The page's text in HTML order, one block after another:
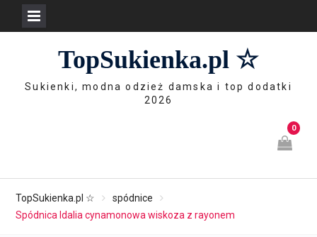
TopSukienka.pl ☆
Sukienki, modna odzież damska i top dodatki
2026
0
TopSukienka.pl ☆
spódnice
Spódnica Idalia cynamonowa wiskoza z rayonem